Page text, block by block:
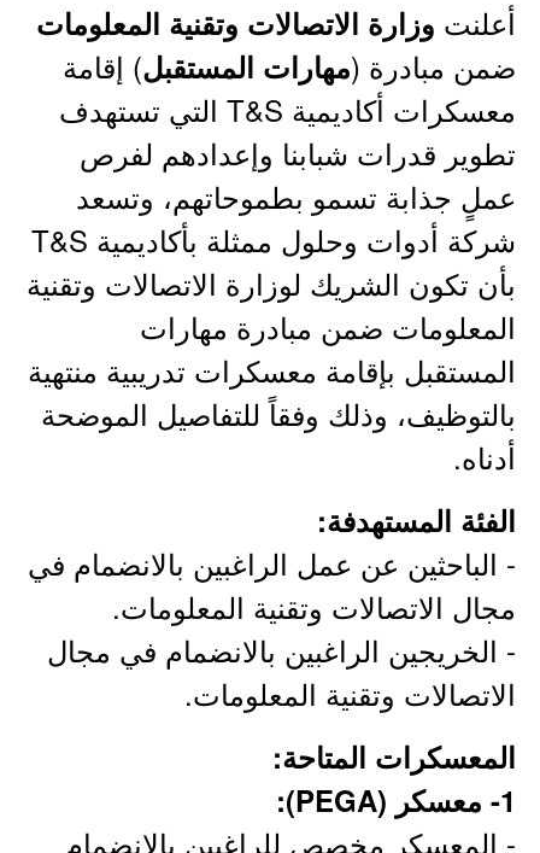
أعلنت وزارة الاتصالات وتقنية المعلومات
ضمن مبادرة (مهارات المستقبل) إقامة
معسكرات أكاديمية T&S التي تستهدف
تطوير قدرات شبابنا وإعدادهم لفرص
عملٍ جذابة تسمو بطموحاتهم، وتسعد
شركة أدوات وحلول ممثلة بأكاديمية T&S
بأن تكون الشريك لوزارة الاتصالات وتقنية
المعلومات ضمن مبادرة مهارات
المستقبل بإقامة معسكرات تدريبية منتهية
بالتوظيف، وذلك وفقاً للتفاصيل الموضحة
أدناه.
الفئة المستهدفة:
- الباحثين عن عمل الراغبين بالانضمام في
مجال الاتصالات وتقنية المعلومات.
- الخريجين الراغبين بالانضمام في مجال
الاتصالات وتقنية المعلومات.
المعسكرات المتاحة:
1- معسكر (PEGA):
- المعسكر مخصص للراغبين بالانضمام